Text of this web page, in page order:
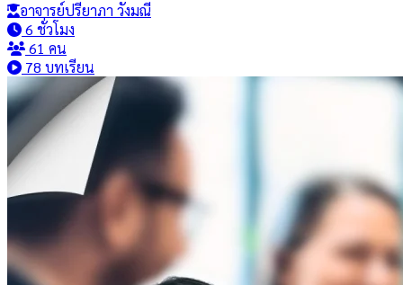
จําวัน ใช้ภาษาเพื่อ อธิบาย แลกเปลี่ยนข้อมูล ร้องขอ แสดงความคิด
เห็น นําเสนอข้อมูล อธิบายวัฒนธรรมของประเทศที่ใช้ภาษาอังกฤษ
Integrate English skills as the tool for daily communication
with the non-Thai speakers in various situations. Identify basic
vocabulary, expressions, sentence structures necessary for
daily life contacts. Apply the language for explaining,
exchanging, requesting,and presenting information, expressing
opinions, and explaining the culture of the countries using
English as the native language.
อาจารย์ปรียาภา วังมณี
6 ชั่วโมง
61 คน
78 บทเรียน